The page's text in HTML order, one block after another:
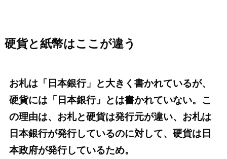
硬貨と紙幣はここが違う
お札は「日本銀行」と大きく書かれているが、
硬貨には「日本銀行」とは書かれていない。こ
の理由は、お札と硬貨は発行元が違い、お札は
日本銀行が発行しているのに対して、硬貨は日
本政府が発行しているため。